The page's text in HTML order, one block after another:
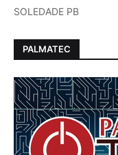
SOLEDADE PB
PALMATEC